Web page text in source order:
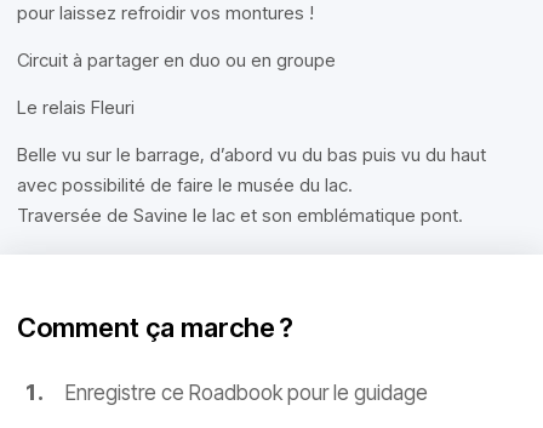
pour laissez refroidir vos montures !
Circuit à partager en duo ou en groupe
Le relais Fleuri
Belle vu sur le barrage, d’abord vu du bas puis vu du haut
avec possibilité de faire le musée du lac.
Traversée de Savine le lac et son emblématique pont.
Comment ça marche ?
Enregistre ce Roadbook pour le guidage